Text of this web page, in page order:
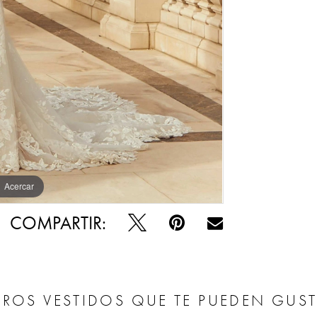
Acercar
Acercar
COMPARTIR:
VESTIDOS QUE TE PUEDEN